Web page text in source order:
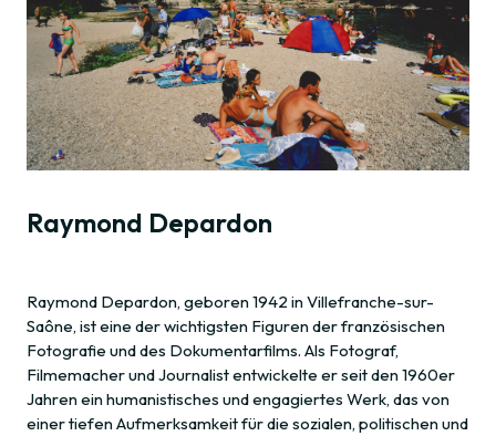
Raymond Depardon
Raymond Depardon, geboren 1942 in Villefranche-sur-
Saône, ist eine der wichtigsten Figuren der französischen
Fotografie und des Dokumentarfilms. Als Fotograf,
Filmemacher und Journalist entwickelte er seit den 1960er
Jahren ein humanistisches und engagiertes Werk, das von
einer tiefen Aufmerksamkeit für die sozialen, politischen und